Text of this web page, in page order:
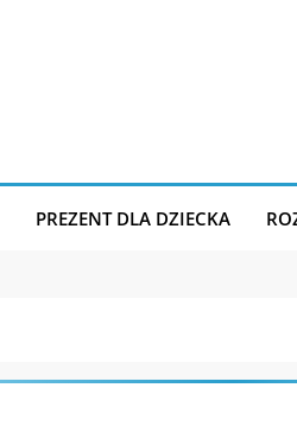
PREZENT DLA DZIECKA